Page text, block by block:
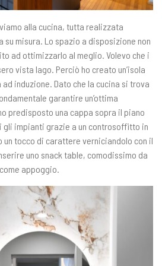
alla cucina, tutta realizzata
misura. Lo spazio a disposizione non
ad ottimizzarlo al meglio. Volevo che i
vista lago. Perciò ho creato un’isola
induzione. Dato che la cucina si trova
garantire un’ottima
predisposto una cappa sopra il piano
gli impianti grazie a un controsoffitto in
un tocco di carattere verniciandolo con il
uno snack table, comodissimo da
appoggio.